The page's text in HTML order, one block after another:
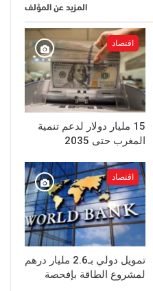
المزيد عن المؤلف
اقتصاد
15 مليار دولار لدعم تنمية
المغرب حتى 2035
اقتصاد
تمويل دولي بـ2.6 مليار درهم
لمشروع الطاقة بإفحصة